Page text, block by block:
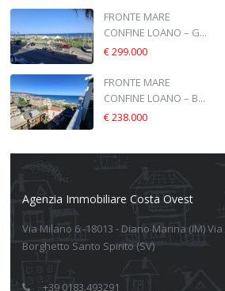
FRONTE MARE
CONFINE LOANO – G...
€ 299.000
FRONTE MARE
CONFINE LOANO – B...
€ 238.000
Agenzia Immobiliare Costa Ovest
Via Milano 6 -18013 - Diano Marina (IM) Via
Borghetto Santo Spirito (SV)
+39 0183.493291